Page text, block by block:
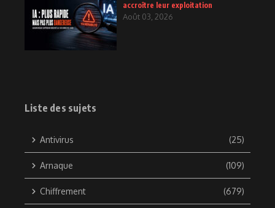
accroître leur exploitation
Août 03, 2026
Liste des sujets
Antivirus (25)
Arnaque (109)
Chiffrement (679)